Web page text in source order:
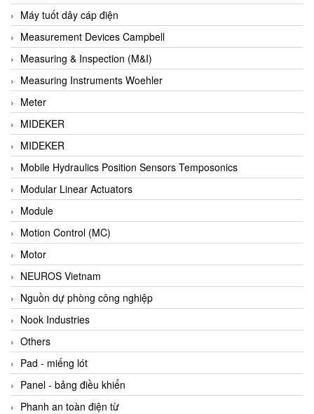
Barel Vietnam
Barksdale
Bartec
Basco
Baumer
Baumuller Vietnam
Baykee
BBC Bircher Smart Access
BCS ITALY
BEA SENSORS
Beacon Extender
Beckhoff
Bedook
Bei Sensor
Beijer
Beinlich-pumps
Beka
BEKO
Belimo
Máy tuốt dây cáp điện
Measurement Devices Campbell
Measuring & Inspection (M&I)
Measuring Instruments Woehler
Meter
MIDEKER
MIDEKER
Mobile Hydraulics Position Sensors Temposonics
Modular Linear Actuators
Module
Motion Control (MC)
Motor
NEUROS Vietnam
Nguồn dự phòng công nghiệp
Nook Industries
Others
Pad - miếng lót
Panel - bảng điều khiển
Phanh an toàn điện từ